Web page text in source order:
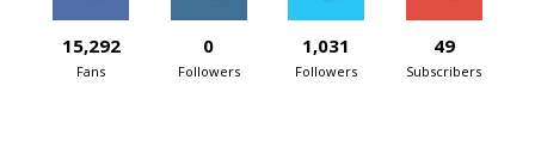
15,292
Fans
0
Followers
1,031
Followers
49
Subscribers